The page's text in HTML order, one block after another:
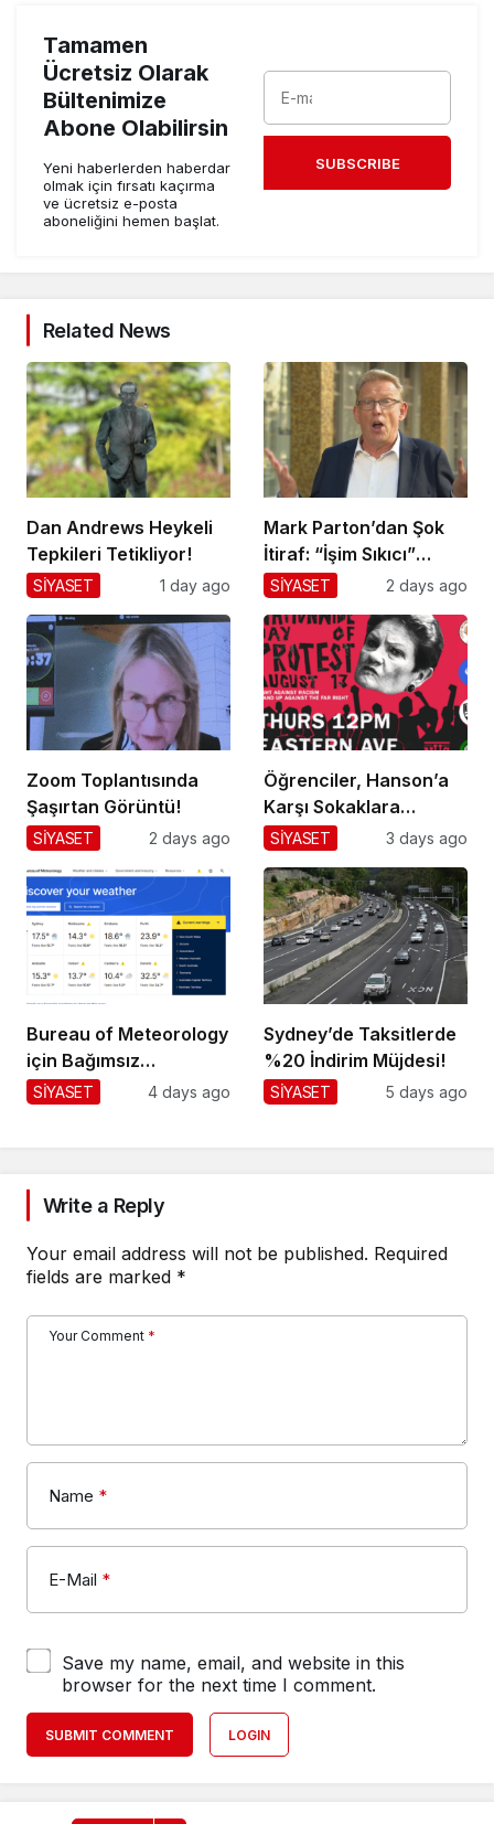
Tamamen
Ücretsiz Olarak
Bültenimize
Abone Olabilirsin
Yeni haberlerden haberdar
olmak için fırsatı kaçırma
ve ücretsiz e-posta
aboneliğini hemen başlat.
SUBSCRIBE
Related News
Dan Andrews Heykeli
Tepkileri Tetikliyor!
SİYASET 1 day ago
Mark Parton’dan Şok
İtiraf: “İşim Sıkıcı”
Mesajı!
SİYASET 2 days ago
Zoom Toplantısında
Şaşırtan Görüntü!
SİYASET 2 days ago
Öğrenciler, Hanson’a
Karşı Sokaklara
Dökülüyor!
SİYASET 3 days ago
Bureau of Meteorology
için Bağımsız
Değerlendirme!
SİYASET 4 days ago
Sydney’de Taksitlerde
%20 İndirim Müjdesi!
SİYASET 5 days ago
Write a Reply
Your email address will not be published. Required
fields are marked *
Your Comment *
Name *
E-Mail *
Save my name, email, and website in this
browser for the next time I comment.
SUBMIT COMMENT LOGIN